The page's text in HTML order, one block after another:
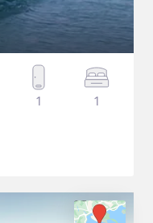
1 1